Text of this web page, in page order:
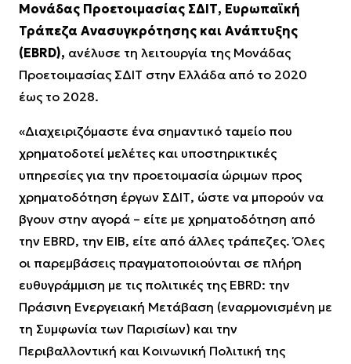
Μονάδας Προετοιμασίας ΣΔΙΤ, Ευρωπαϊκή
Τράπεζα Ανασυγκρότησης και Ανάπτυξης
(EBRD), ανέλυσε τη λειτουργία της Μονάδας
Προετοιμασίας ΣΔΙΤ στην Ελλάδα από το 2020
έως το 2028.
«Διαχειριζόμαστε ένα σημαντικό ταμείο που
χρηματοδοτεί μελέτες και υποστηρικτικές
υπηρεσίες για την προετοιμασία ώριμων προς
χρηματοδότηση έργων ΣΔΙΤ, ώστε να μπορούν να
βγουν στην αγορά – είτε με χρηματοδότηση από
την EBRD, την ΕΙΒ, είτε από άλλες τράπεζες. Όλες
οι παρεμβάσεις πραγματοποιούνται σε πλήρη
ευθυγράμμιση με τις πολιτικές της EBRD: την
Πράσινη Ενεργειακή Μετάβαση (εναρμονισμένη με
τη Συμφωνία των Παρισίων) και την
Περιβαλλοντική και Κοινωνική Πολιτική της